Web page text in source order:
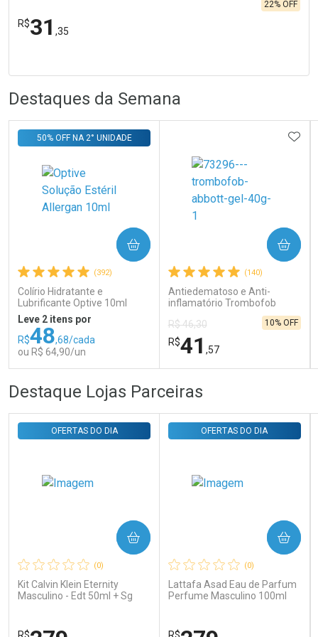
R$31 ,35
22% OFF
Laboratório
Ativar Desconto
Comprar sem Desconto
Comprar sem Desconto
Destaques da Semana
(392)
Colírio Hidratante e
Lubrificante Optive 10ml
50% OFF NA 2° UNIDADE
Leve 2 itens por
R$48,68/cada
ou R$ 64,90/un
COMPRAR
FECHAR
Laboratório
Comprar sem Desconto
Por R$ 64,90/cada
FECHAR
Por Menos
Comprar sem Desconto
Por R$ 64,90/cada
(140)
Antiedematoso e Anti-
inflamatório Trombofob
R$ 46,30
R$41 ,57
10% OFF
COMPRAR
Comprar sem Desconto
Por R$ 41,57/cada
Por Menos
Comprar sem Desconto
Por R$ 41,57/cada
Destaque Lojas Parceiras
(0)
Kit Calvin Klein Eternity
Masculino - Edt 50ml + Sg
OFERTAS DO DIA
COMPRAR
(0)
Lattafa Asad Eau de Parfum
Perfume Masculino 100ml
OFERTAS DO DIA
COMPRAR